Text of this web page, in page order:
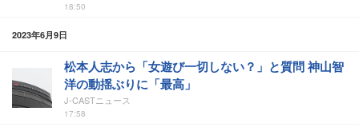
18:50
2023年6月9日
松本人志から「女遊び一切しない？」と質問 神山智
洋の動揺ぶりに「最高」
J-CASTニュース
17:58